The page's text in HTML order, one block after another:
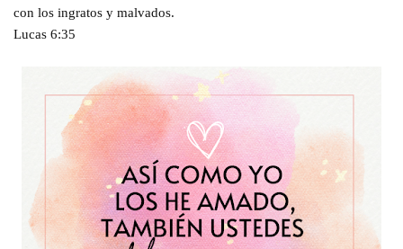
con los ingratos y malvados.
Lucas 6:35